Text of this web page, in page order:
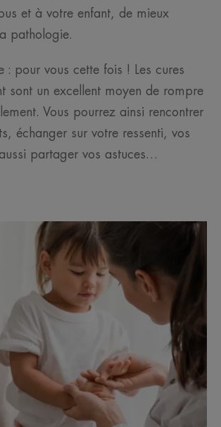
et à votre enfant, de mieux
pathologie.
: pour vous cette fois ! Les cures
sont un excellent moyen de rompre
Vous pourrez ainsi rencontrer
échanger sur votre ressenti, vos
partager vos astuces…